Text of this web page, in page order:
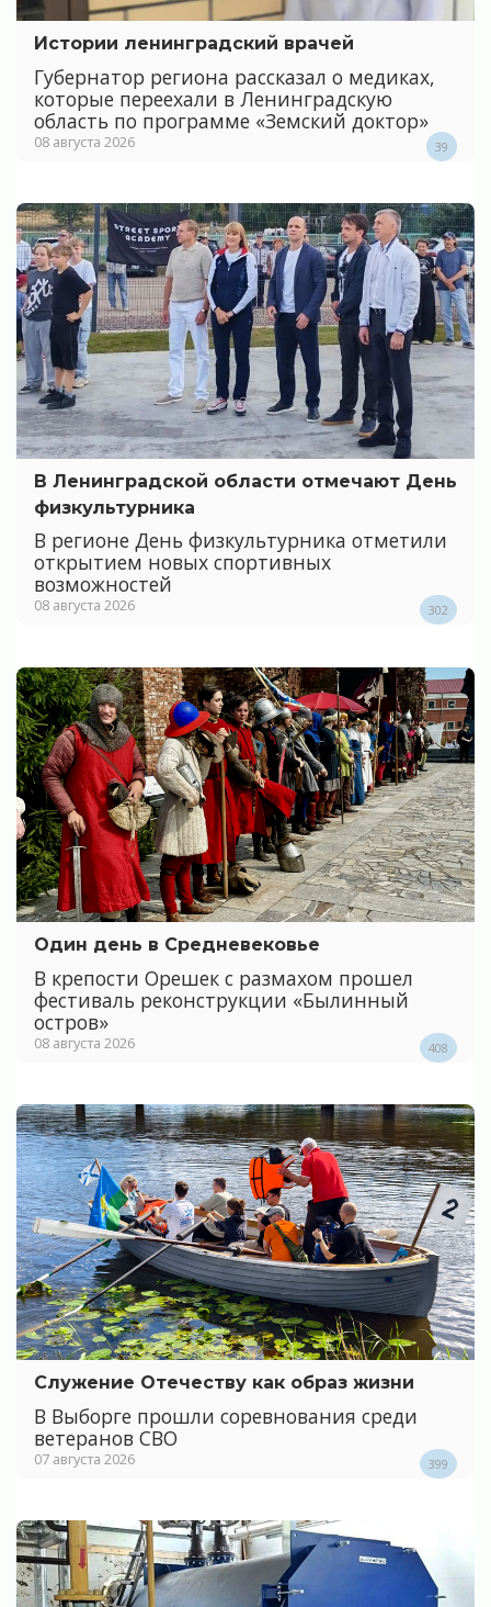
Истории ленинградский врачей
Губернатор региона рассказал о медиках,
которые переехали в Ленинградскую
область по программе «Земский доктор»
08 августа 2026 39
В Ленинградской области отмечают День
физкультурника
В регионе День физкультурника отметили
открытием новых спортивных
возможностей
08 августа 2026 302
Один день в Средневековье
В крепости Орешек с размахом прошел
фестиваль реконструкции «Былинный
остров»
08 августа 2026 408
Служение Отечеству как образ жизни
В Выборге прошли соревнования среди
ветеранов СВО
07 августа 2026 399